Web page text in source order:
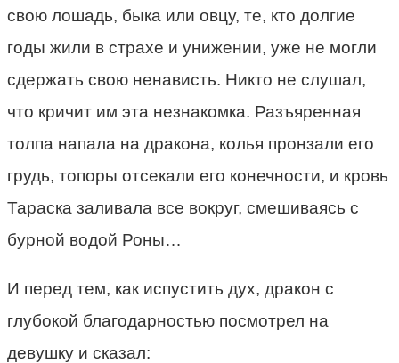
свою лошадь, быка или овцу, те, кто долгие
годы жили в страхе и унижении, уже не могли
сдержать свою ненависть. Никто не слушал,
что кричит им эта незнакомка. Разъяренная
толпа напала на дракона, колья пронзали его
грудь, топоры отсекали его конечности, и кровь
Тараска заливала все вокруг, смешиваясь с
бурной водой Роны…
И перед тем, как испустить дух, дракон с
глубокой благодарностью посмотрел на
девушку и сказал: